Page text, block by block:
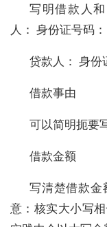
写明借款人
人： 身份证号码：
贷款人： 身份
借款事由
可以简明扼要
借款金额
写清楚借款金
意：核实大小写